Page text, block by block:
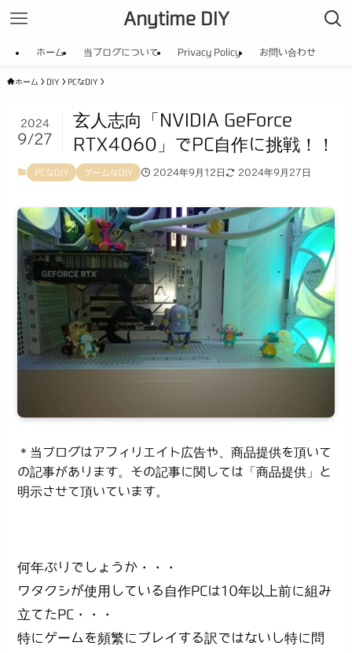
Anytime DIY
ホーム 当ブログについて Privacy Policy お問い合わせ
ホーム DIY PCなDIY
玄人志向「NVIDIA GeForce
RTX4060」でPC自作に挑戦！！
2024
9/27
PCなDIY ゲームなDIY 2024年9月12日 2024年9月27日
＊当ブログはアフィリエイト広告や、商品提供を頂いて
の記事があります。その記事に関しては「商品提供」と
明示させて頂いています。
何年ぶりでしょうか・・・
ワタクシが使用している自作PCは10年以上前に組み
立てたPC・・・
特にゲームを頻繁にプレイする訳ではないし特に問